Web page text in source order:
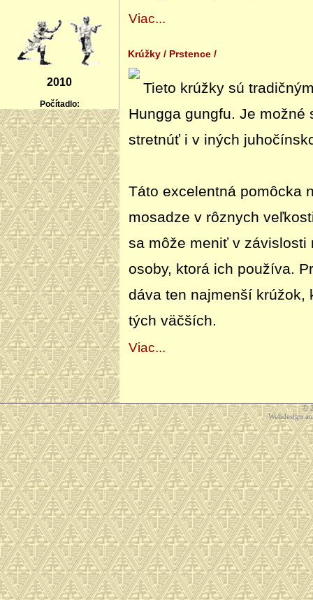
2010
Počítadlo:
Viac...
Krúžky / Prstence /
Tieto krúžky sú
Hungga gungfu. Je možné
stretnúť i v iných
Táto excelentná pomôcka
mosadze v rôznych
sa môže meniť v
osoby, ktorá ich používa.
dáva ten najmenší krúžok,
tých väčších.
Viac...
©
Webdesign